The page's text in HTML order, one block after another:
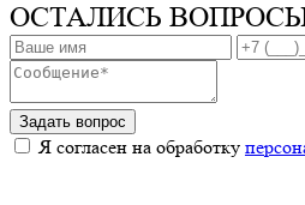
ОСТАЛИСЬ
Задать вопрос
Я согласен на обработку